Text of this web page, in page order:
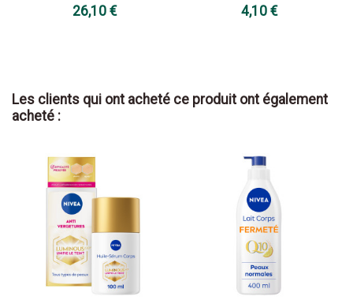
26,10 € 4,10 €
Les clients qui ont acheté ce produit ont également
acheté :